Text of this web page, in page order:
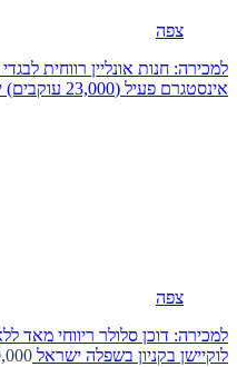
צפה
למכירה: חנות אונליין רווחית
אינסטגרם פעיל (23,000 עוקבים)
צפה
למכירה: דוכן סלולר ריווחי מאד
לוקיישן בקניון בשפלה ישראל